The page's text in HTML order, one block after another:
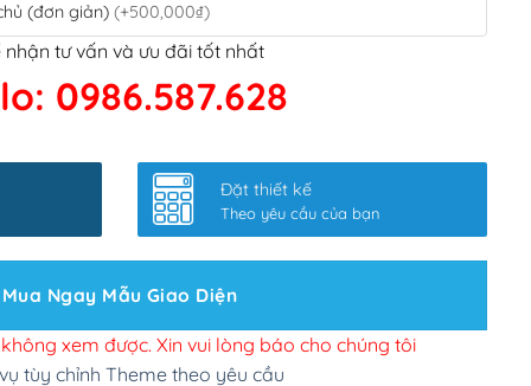
(đơn giản) (+500,000₫)
Code ngân hàng(+100,000₫)
kết google, cập nhật sitemap(+50,000₫)
slider chính (+200,000₫)
site Wordpress(+100,000₫)
đăng web(+300,000₫)
tư vấn và ưu đãi tốt nhất
0986.587.628
Đặt thiết kế
Theo yêu cầu của bạn
Mua Ngay Mẫu Giao Diện
xem được. Xin vui lòng báo cho chúng tôi
tùy chỉnh Theme theo yêu cầu